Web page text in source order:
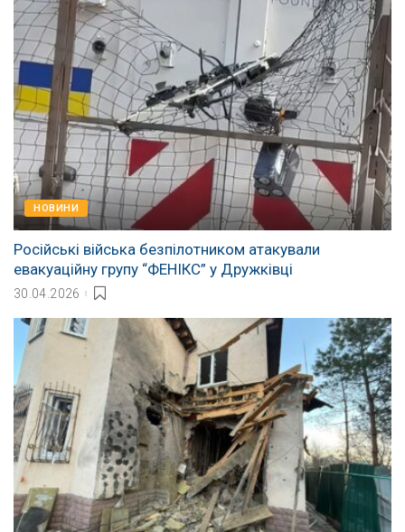
НОВИНИ
Російські війська безпілотником атакували
евакуаційну групу “ФЕНІКС” у Дружківці
30.04.2026